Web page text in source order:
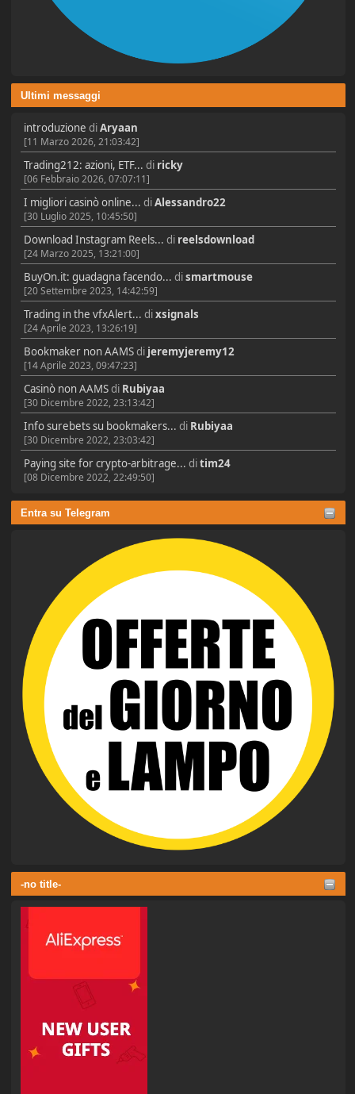
Ultimi messaggi
introduzione diAryaan
[11 Marzo 2026, 21:03:42]
Trading212: azioni, ETF... di ricky
[06 Febbraio 2026, 07:07:11]
I migliori casinò online... diAlessandro22
[30 Luglio 2025, 10:45:50]
Download Instagram Reels... di reelsdownload
[24 Marzo 2025, 13:21:00]
BuyOn.it: guadagna facendo... dismartmouse
[20 Settembre 2023, 14:42:59]
Trading in the vfxAlert... dixsignals
[24 Aprile 2023, 13:26:19]
Bookmaker non AAMSdi jeremyjeremy12
[14 Aprile 2023, 09:47:23]
Casinò non AAMSdi Rubiyaa
[30 Dicembre 2022, 23:13:42]
Info surebets su bookmakers... di Rubiyaa
[30 Dicembre 2022, 23:03:42]
Paying site for crypto-arbitrage... ditim24
[08 Dicembre 2022, 22:49:50]
Entra su Telegram
-no title-